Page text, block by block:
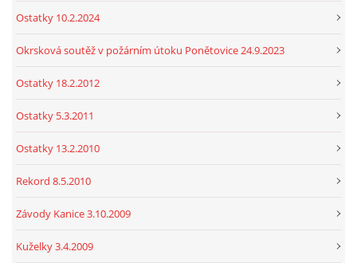
Ostatky 10.2.2024
Okrsková soutěž v požárním útoku Ponětovice 24.9.2023
Ostatky 18.2.2012
Ostatky 5.3.2011
Ostatky 13.2.2010
Rekord 8.5.2010
Závody Kanice 3.10.2009
Kuželky 3.4.2009